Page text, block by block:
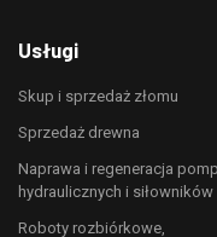
Usługi
Skup i sprzedaż złomu
Sprzedaż drewna
Naprawa i regeneracja pomp
hydraulicznych i siłowników
Roboty rozbiórkowe,